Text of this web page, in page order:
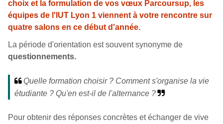
choix et la formulation de vos vœux Parcoursup, les
équipes de l'IUT Lyon 1 viennent à votre rencontre sur
quatre salons en ce début d'année.
La période d'orientation est souvent synonyme de
questionnements.
Quelle formation choisir ? Comment s'organise la vie
étudiante ? Qu'en est-il de l'alternance ?
Pour obtenir des réponses concrètes et échanger de vive